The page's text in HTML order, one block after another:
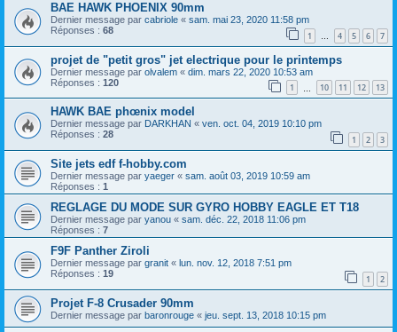
BAE HAWK PHOENIX 90mm
Dernier message par cabriole « sam. mai 23, 2020 11:58 pm
Réponses : 68 1 … 4 5 6 7
projet de "petit gros" jet electrique pour le printemps
Dernier message par olvalem « dim. mars 22, 2020 10:53 am
Réponses : 120 1 10 11 12 13
HAWK BAE phœnix model
Dernier message par DARKHAN « ven. oct. 04, 2019 10:10 pm
Réponses : 28 1 2 3
Site jets edf f-hobby.com
Dernier message par yaeger « sam. août 03, 2019 10:59 am
Réponses : 1
REGLAGE DU MODE SUR GYRO HOBBY EAGLE ET T18
Dernier message par yanou « sam. déc. 22, 2018 11:06 pm
Réponses : 7
F9F Panther Ziroli
Dernier message par granit « lun. nov. 12, 2018 7:51 pm
Réponses : 19 1 2
Projet F-8 Crusader 90mm
Dernier message par baronrouge « jeu. sept. 13, 2018 10:15 pm